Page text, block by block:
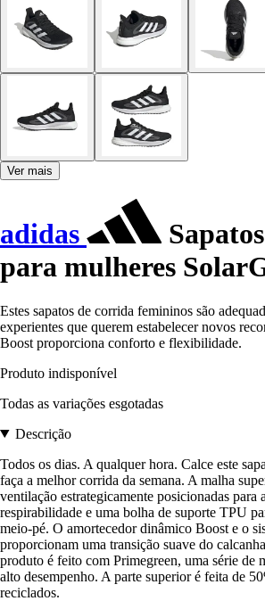
Ver mais
adidas
para mulheres
Estes sapatos de corrida femininos são
experientes que querem estabelecer novos
Boost proporciona conforto e flexibilidade.
Produto indisponível
Todas as variações esgotadas
Descrição
Todos os dias. A qualquer hora. Calce este
faça a melhor corrida da semana. A malha
ventilação estrategicamente posicionadas para
respirabilidade e uma bolha de suporte TPU
meio-pé. O amortecedor dinâmico Boost e o
proporcionam uma transição suave do
produto é feito com Primegreen, uma série de
alto desempenho. A parte superior é feita de
reciclados.